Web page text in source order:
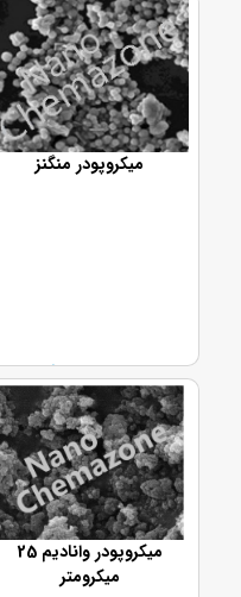
میکروپودر منگنز
تماس بگیرید
میکروپودر وانادیم 25
میکرومتر